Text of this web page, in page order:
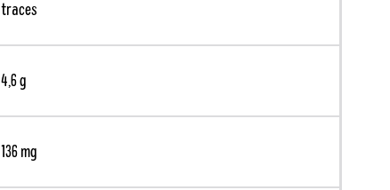
traces
4,6 g
136 mg